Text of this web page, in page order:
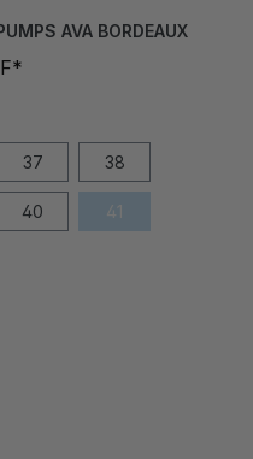
AVA BORDEAUX
37 38
40 41